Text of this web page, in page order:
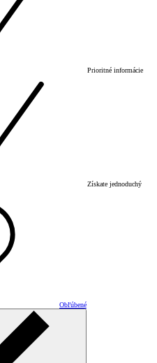
Prioritné informácie
Získate jednoduchý
Obľúbené